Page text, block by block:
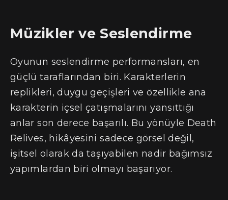
Müzikler ve Seslendirme
Oyunun seslendirme performansları, en
güçlü taraflarından biri. Karakterlerin
replikleri, duygu geçişleri ve özellikle ana
karakterin içsel çatışmalarını yansıttığı
anlar son derece başarılı. Bu yönüyle Death
Relives, hikâyesini sadece görsel değil,
işitsel olarak da taşıyabilen nadir bağımsız
yapımlardan biri olmayı başarıyor.